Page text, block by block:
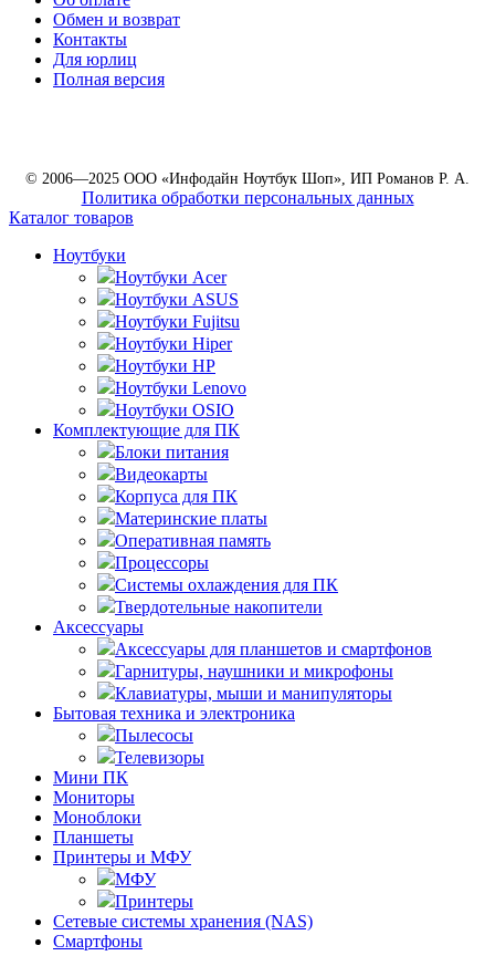
Обмен и возврат
Контакты
Для юрлиц
Полная версия
© 2006—2025 ООО «Инфодайн Ноутбук Шоп», ИП Романов Р. А.
Политика обработки персональных данных
Каталог товаров
Ноутбуки
Ноутбуки Acer
Ноутбуки ASUS
Ноутбуки Fujitsu
Ноутбуки Hiper
Ноутбуки HP
Ноутбуки Lenovo
Ноутбуки OSIO
Комплектующие для ПК
Блоки питания
Видеокарты
Корпуса для ПК
Материнские платы
Оперативная память
Процессоры
Системы охлаждения для ПК
Твердотельные накопители
Аксессуары
Аксессуары для планшетов и смартфонов
Гарнитуры, наушники и микрофоны
Клавиатуры, мыши и манипуляторы
Бытовая техника и электроника
Пылесосы
Телевизоры
Мини ПК
Мониторы
Моноблоки
Планшеты
Принтеры и МФУ
МФУ
Принтеры
Сетевые системы хранения (NAS)
Смартфоны